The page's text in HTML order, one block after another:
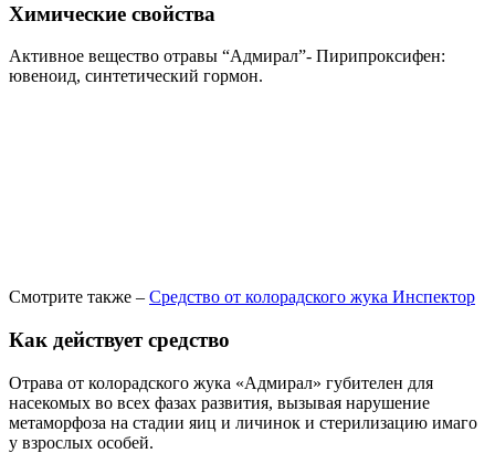
Химические свойства
Активное вещество отравы “Адмирал”- Пирипроксифен:
ювеноид, синтетический гормон.
Смотрите также – Средство от колорадского жука Инспектор
Как действует средство
Отрава от колорадского жука «Адмирал» губителен для
насекомых во всех фазах развития, вызывая нарушение
метаморфоза на стадии яиц и личинок и стерилизацию имаго
у взрослых особей.